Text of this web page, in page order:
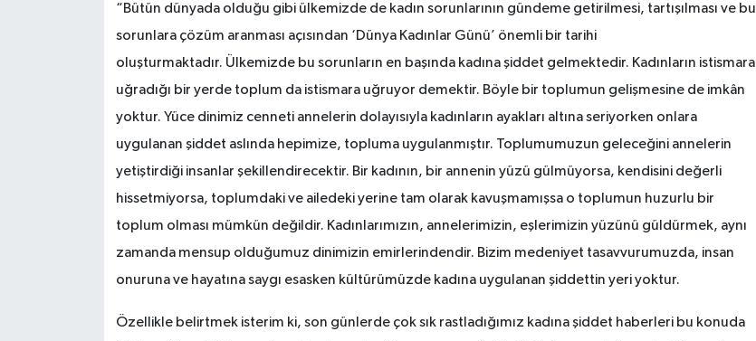
“Bütün dünyada olduğu gibi ülkemizde de kadın sorunlarının gündeme getirilmesi, tartışılması ve bu
sorunlara çözüm aranması açısından ‘Dünya Kadınlar Günü’ önemli bir tarihi
oluşturmaktadır. Ülkemizde bu sorunların en başında kadına şiddet gelmektedir. Kadınların istismara
uğradığı bir yerde toplum da istismara uğruyor demektir. Böyle bir toplumun gelişmesine de imkân
yoktur. Yüce dinimiz cenneti annelerin dolayısıyla kadınların ayakları altına seriyorken onlara
uygulanan şiddet aslında hepimize, topluma uygulanmıştır. Toplumumuzun geleceğini annelerin
yetiştirdiği insanlar şekillendirecektir. Bir kadının, bir annenin yüzü gülmüyorsa, kendisini değerli
hissetmiyorsa, toplumdaki ve ailedeki yerine tam olarak kavuşmamışsa o toplumun huzurlu bir
toplum olması mümkün değildir. Kadınlarımızın, annelerimizin, eşlerimizin yüzünü güldürmek, aynı
zamanda mensup olduğumuz dinimizin emirlerindendir. Bizim medeniyet tasavvurumuzda, insan
onuruna ve hayatına saygı esasken kültürümüzde kadına uygulanan şiddettin yeri yoktur.
Özellikle belirtmek isterim ki, son günlerde çok sık rastladığımız kadına şiddet haberleri bu konuda